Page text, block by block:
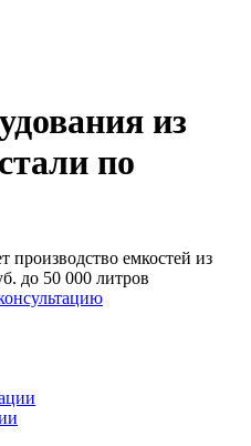
из
по
производство емкостей из
до 50 000 литров